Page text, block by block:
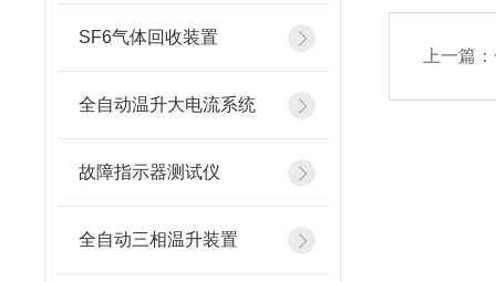
SF6气体回收装置
全自动温升大电流系统
故障指示器测试仪
全自动三相温升装置
上一篇：